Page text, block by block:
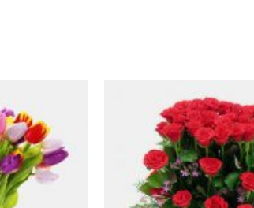
Add to
Wishlist